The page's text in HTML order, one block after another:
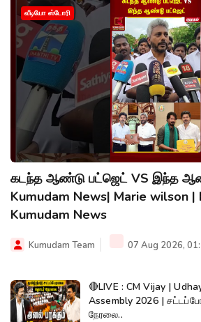
வீடியோ ஸ்டோரி
கடந்த ஆண்டு பட்ஜெட் VS இந்த
Kumudam News| Marie wilson |
Kumudam News
Kumudam Team 07 Aug 2026,
🔴LIVE : CM Vijay |
Assembly 2026 |
நேரலை..